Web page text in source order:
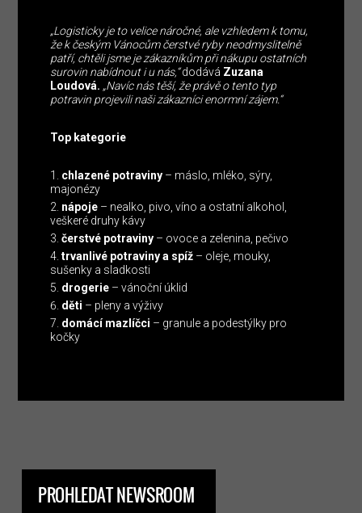
„Logisticky je to velice náročné, ale vzhledem k tomu,
že k českým Vánocům čerstvé ryby neodmyslitelně
patří, chtěli jsme je zákazníkům při nákupu ostatních
surovin nabídnout i u nás,“dodává Zuzana
Loudová. „Navíc nás těší, že právě o tento typ
potravin projevili naši zákazníci enormní zájem.“
Top kategorie
chlazené potraviny – máslo, mléko, sýry,
majonézy
nápoje – nealko, pivo, víno a ostatní alkohol,
veškeré druhy kávy
čerstvé potraviny – ovoce a zelenina, pečivo
trvanlivé potraviny a spíž – oleje, mouky,
sušenky a sladkosti
drogerie – vánoční úklid
děti – pleny a výživy
domácí mazlíčci – granule a podestýlky pro
kočky
PROHLEDAT NEWSROOM